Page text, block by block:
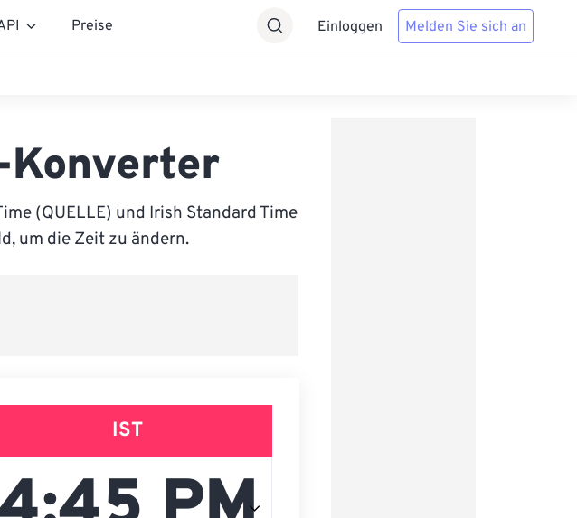
Preise Einloggen Melden Sie sich an
Konverter
(QUELLE) und Irish Standard Time
um die Zeit zu ändern.
IST